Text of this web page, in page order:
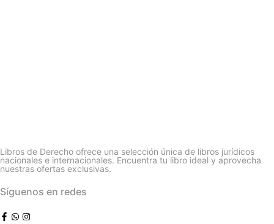
Libros de Derecho ofrece una selección única de libros jurídicos
nacionales e internacionales. Encuentra tu libro ideal y aprovecha
nuestras ofertas exclusivas.
Síguenos en redes